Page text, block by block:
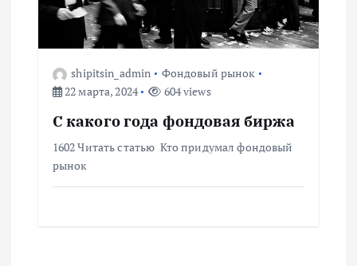
shipitsin_admin
Фондовый рынок
22 марта, 2024
604 views
С какого года фондовая биржа
1602 Читать статью Кто придумал фондовый
рынок